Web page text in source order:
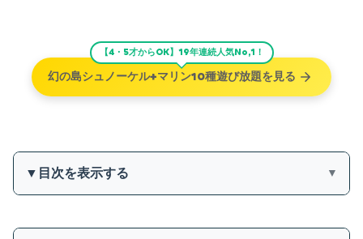
【4・5才からOK】19年連続人気No,1！
幻の島シュノーケル+マリン10種遊び放題を見る
▼目次を表示する ▼